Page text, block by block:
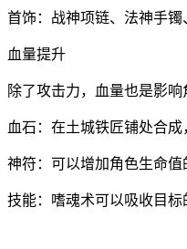
首饰：战神项链、法神手镯
血量提升
除了攻击力，血量也是影
血石：在土城铁匠铺处合成
神符：可以增加角色生命值
技能：嗜魂术可以吸收目标